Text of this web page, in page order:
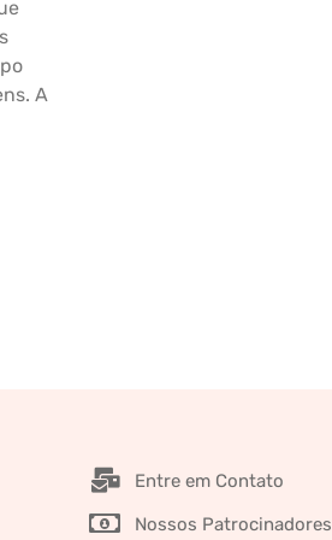
A
Entre em Contato
Nossos Patrocinadores